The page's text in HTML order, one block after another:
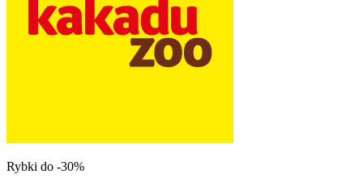
Rybki do -30%